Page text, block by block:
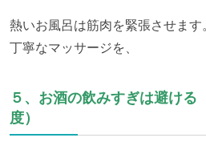
熱いお風呂は筋肉を緊張させます
丁寧なマッサージを、
５、お酒の飲みすぎは避ける
度）